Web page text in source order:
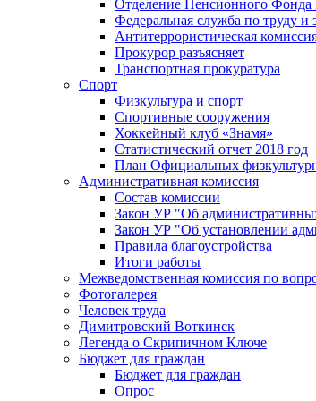
Отделение Пенсионного
Федеральная служба по труду и
Антитеррористическая
Прокурор разъясняет
Транспортная прокуратура
Спорт
Физкультура и спорт
Спортивные сооружения
Хоккейный клуб «Знамя»
Статистический отчет 2018 год
План Официальных
Административная комиссия
Состав комиссии
Закон УР "Об
Закон УР "Об установлении
Правила благоустройства
Итоги работы
Межведомственная комиссия по
Фотогалерея
Человек труда
Димитровский Воткинск
Легенда о Скрипичном Ключе
Бюджет для граждан
Бюджет для граждан
Опрос